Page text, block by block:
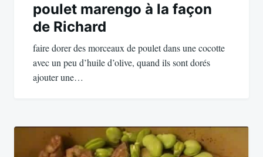
l’article
poulet marengo à la façon
de Richard
faire dorer des morceaux de poulet dans une cocotte
avec un peu d’huile d’olive, quand ils sont dorés
ajouter une…